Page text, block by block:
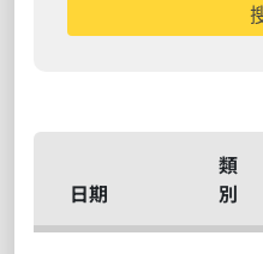
日期
類
別